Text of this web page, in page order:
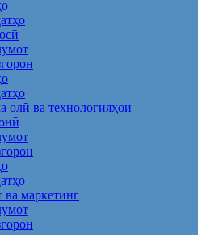
олӣ ва технологияҳои
маркетинг